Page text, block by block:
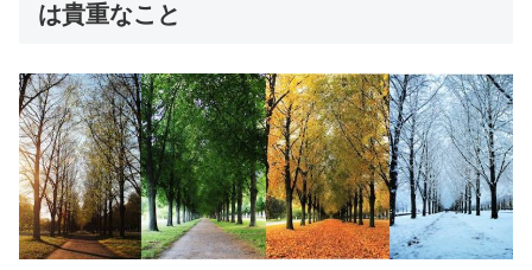
は貴重なこと